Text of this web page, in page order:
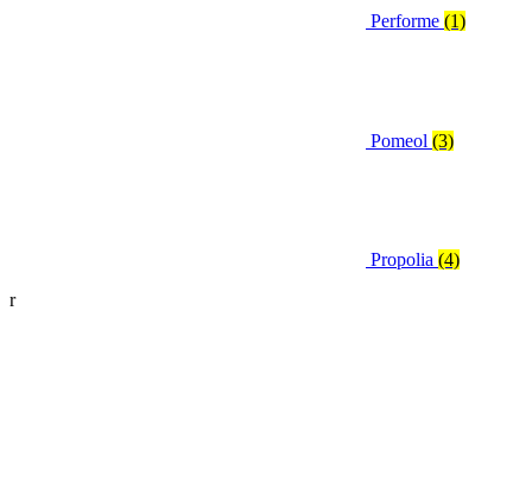
Performe (1)
Pomeol (3)
Propolia (4)
r